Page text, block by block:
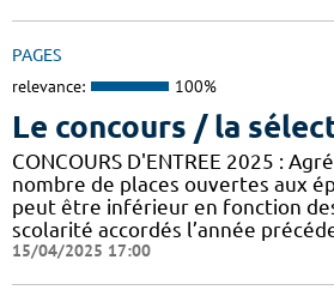
PAGES
relevance: 100%
Le concours / la
CONCOURS D'ENTREE 2025 :
nombre de places ouvertes aux
peut être inférieur en fonction
scolarité accordés l’année
15/04/2025 17:00